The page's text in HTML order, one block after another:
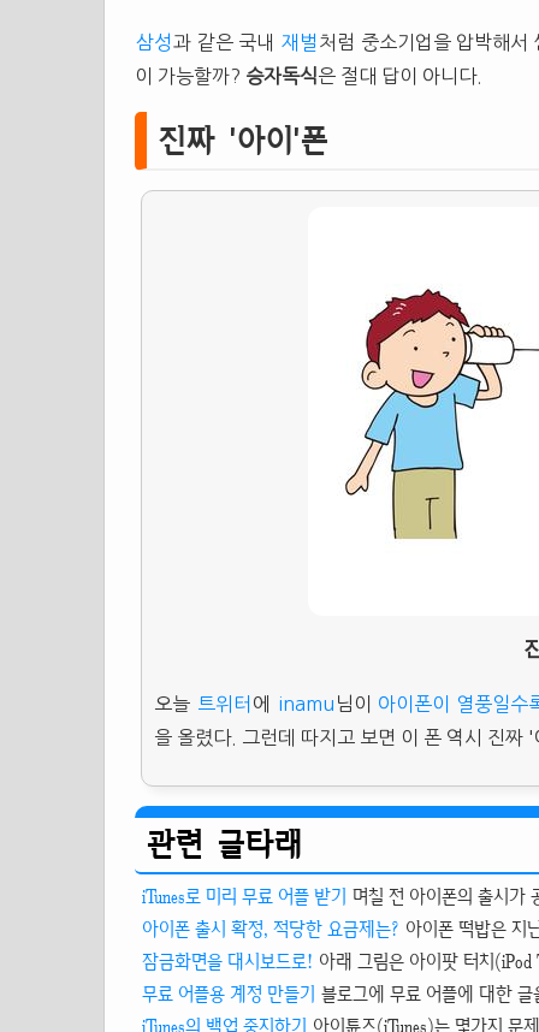
삼성과 같은 국내 재벌 처럼 중소기업을 압박해서
이 가능할까? 승자독식은 절대 답이 아니다.
진짜 '아이'폰
오늘 트위터 에 inamu 님이 아이폰이 열풍일
을 올렸다. 그런데 따지고 보면 이 폰 역시 진짜
관련 글타래
iTunes로 미리 무료 어플 받기 며칠 전 아이폰의 출시가
아이폰 출시 확정, 적당한 요금제는? 아이폰 떡밥은 지
잠금화면을 대시보드로! 아래 그림은 아이팟 터치
무료 어플용 계정 만들기 블로그에 무료 어플에 대한
iTunes의 백업 중지하기 아이튠즈(iTunes)는 몇가지 문